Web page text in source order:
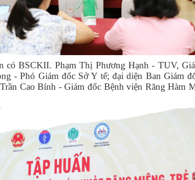
có BSCKII. Phạm Thị Phương Hạnh - TUV,
- Phó Giám đốc Sở Y tế; đại diện Ban Giám
Cao Bính - Giám đốc Bệnh viện Răng Hàm